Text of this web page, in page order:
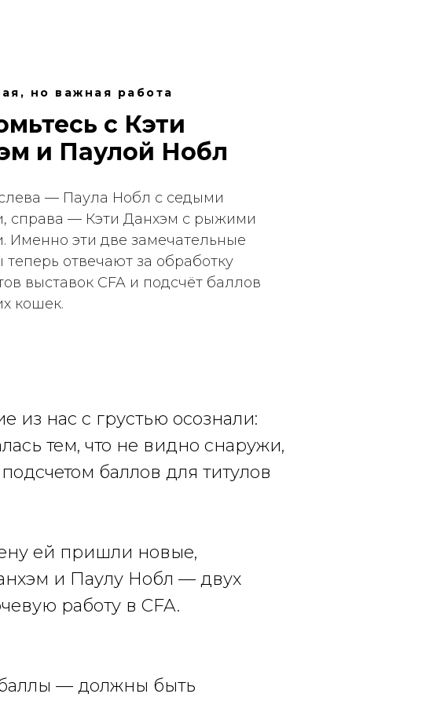
но важная работа
с Кэти
и Паулой Нобл
— Паула Нобл с седыми
справа — Кэти Данхэм с рыжими
Именно эти две замечательные
отвечают за обработку
выставок CFA и подсчёт баллов
кошек.
нас с грустью осознали:
тем, что не видно снаружи,
баллов для титулов
ей пришли новые,
и Паулу Нобл — двух
работу в CFA.
— должны быть